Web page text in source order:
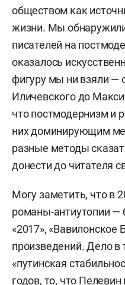
обществом как
жизни. Мы
писателей на
оказалось
фигуру мы ни взяли —
Иличевского до
что постмодернизм и
них доминирующим
разные методы
донести до читателя
Могу заметить, что в
романы-антиутопии —
«2017», «Вавилонское
произведений. Дело в
«путинская
годов, то, что